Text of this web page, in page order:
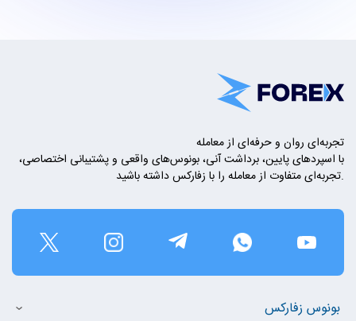
تجربه‌ای روان و حرفه‌ای از معامله
با اسپردهای پایین، برداشت آنی، بونوس‌های واقعی و پشتیبانی اختصاصی،
تجربه‌ای متفاوت از معامله را با زفارکس داشته باشید.
بونوس زفارکس